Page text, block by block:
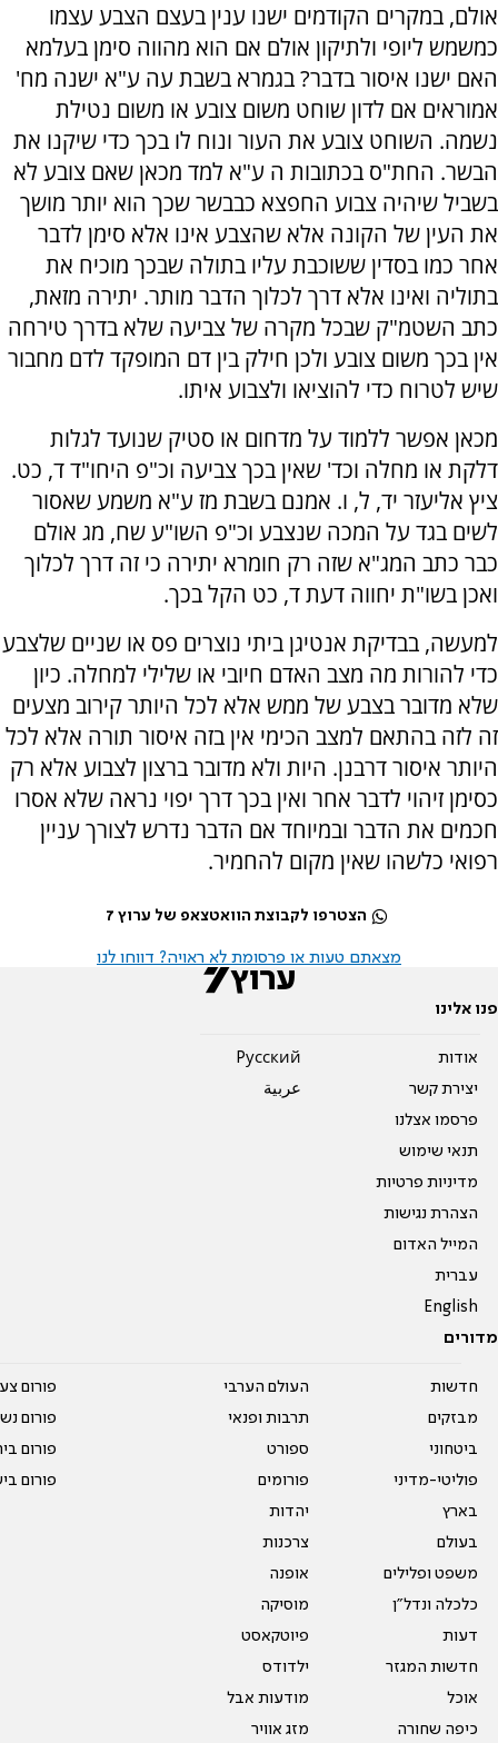
אולם, במקרים הקודמים ישנו ענין בעצם הצבע עצמו
כמשמש ליופי ולתיקון אולם אם הוא מהווה סימן בעלמא
האם ישנו איסור בדבר? בגמרא בשבת עה ע"א ישנה מח'
אמוראים אם לדון שוחט משום צובע או משום נטילת
נשמה. השוחט צובע את העור ונוח לו בכך כדי שיקנו את
הבשר. החת"ס בכתובות ה ע"א למד מכאן שאם צובע לא
בשביל שיהיה צבוע החפצא כבבשר שכך הוא יותר מושך
את העין של הקונה אלא שהצבע אינו אלא סימן לדבר
אחר כמו בסדין ששוכבת עליו בתולה שבכך מוכיח את
בתוליה ואינו אלא דרך לכלוך הדבר מותר. יתירה מזאת,
כתב השטמ"ק שבכל מקרה של צביעה שלא בדרך טירחה
אין בכך משום צובע ולכן חילק בין דם המופקד לדם מחבור
שיש לטרוח כדי להוציאו ולצבוע איתו.
מכאן אפשר ללמוד על מדחום או סטיק שנועד לגלות
דלקת או מחלה וכד' שאין בכך צביעה וכ"פ היחו"ד ד, כט.
ציץ אליעזר יד, ל, ו. אמנם בשבת מז ע"א משמע שאסור
לשים בגד על המכה שנצבע וכ"פ השו"ע שח, מג אולם
כבר כתב המג"א שזה רק חומרא יתירה כי זה דרך לכלוך
ואכן בשו"ת יחווה דעת ד, כט הקל בכך.
למעשה, בבדיקת אנטיגן ביתי נוצרים פס או שניים שלצבע
כדי להורות מה מצב האדם חיובי או שלילי למחלה. כיון
שלא מדובר בצבע של ממש אלא לכל היותר קירוב מצעים
זה לזה בהתאם למצב הכימי אין בזה איסור תורה אלא לכל
היותר איסור דרבנן. היות ולא מדובר ברצון לצבוע אלא רק
כסימן זיהוי לדבר אחר ואין בכך דרך יפוי נראה שלא אסרו
חכמים את הדבר ובמיוחד אם הדבר נדרש לצורך עניין
רפואי כלשהו שאין מקום להחמיר.
הצטרפו לקבוצת הוואטצאפ של ערוץ 7
מצאתם טעות או פרסומת לא ראויה? דווחו לנו
פנו אלינו
אודות
יצירת קשר
פרסמו אצלנו
תנאי שימוש
מדיניות פרטיות
הצהרת נגישות
המייל האדום
עברית
English
Pусский
عربية
מדורים
חדשות
מבזקים
ביטחוני
פוליטי-מדיני
בארץ
בעולם
משפט ופלילים
כלכלה ונדל"ן
דעות
חדשות המגזר
אוכל
כיפה שחורה
העולם הערבי
תרבות ופנאי
ספורט
פורומים
יהדות
צרכנות
אופנה
מוסיקה
פיוטקאסט
ילדודס
מודעות אבל
מזג אוויר
פורום
פורום
פורום
פורום